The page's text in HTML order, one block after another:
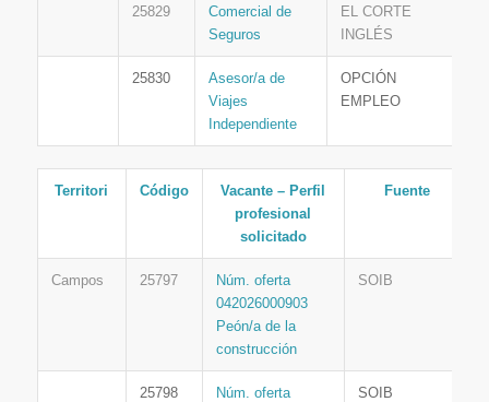
25829
Comercial de
Seguros
EL CORTE
INGLÉS
25830
Asesor/a de
Viajes
Independiente
OPCIÓN
EMPLEO
Territori Código
Vacante – Perfil
profesional
solicitado
Fuente
Campos 25797
Núm. oferta
042026000903
Peón/a de la
construcción
SOIB
25798
Núm. oferta
SOIB